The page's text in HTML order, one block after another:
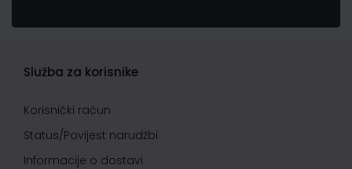
Služba za korisnike
Korisnički račun
Status/Povijest narudžbi
Informacije o dostavi